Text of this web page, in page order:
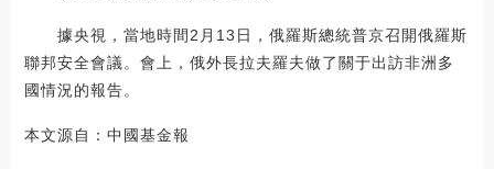
據央視，當地時間2月13日，俄羅斯總統普京召開俄羅斯
聯邦安全會議。會上，俄外長拉夫羅夫做了關于出訪非洲多
國情況的報告。
本文源自：中國基金報